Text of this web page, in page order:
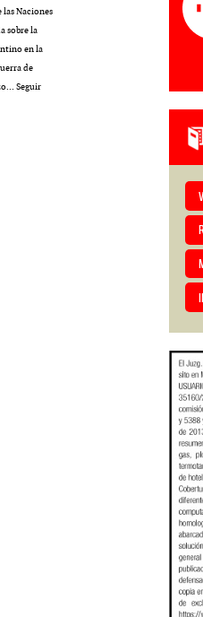
Naciones
sobre la
en la
de
Seguir